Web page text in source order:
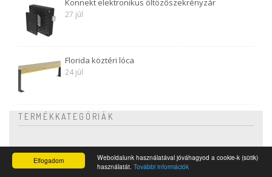
Elfogadom
Weboldalunk használatával jóváhagyod a cookie-k (sütik)
használatát. További információk
Konnekt elektronikus öltözőszekrényzár
27 júl
Florida köztéri lóca
24 júl
TERMÉKKATEGÓRIÁK
Lavičky
Kerékpártartók